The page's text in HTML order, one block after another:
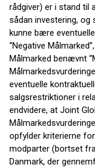
rådgiver) er i stand til
sådan investering,
kunne bære
“Negative
Målmarked benævnt
eventuelle
salgsrestriktioner i
endvidere, at Joint
opfylder kriterierne
modparter (bortset
Danmark, der